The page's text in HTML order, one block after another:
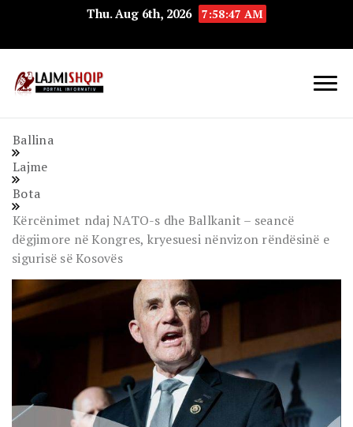
Thu. Aug 6th, 2026 7:58:48 AM
Ballina
Lajme
Bota
Kërcënimet ndaj NATO-s dhe Ballkanit – seancë
dëgjimore në Kongres, kryesuesi nënvizon rëndësinë e
sigurisë së Kosovës